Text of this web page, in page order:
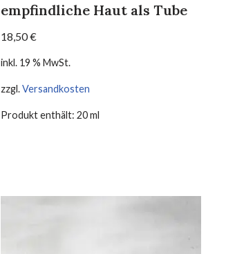
empfindliche Haut als Tube
18,50€
inkl. 19 % MwSt.
zzgl.Versandkosten
Produkt enthält: 20ml